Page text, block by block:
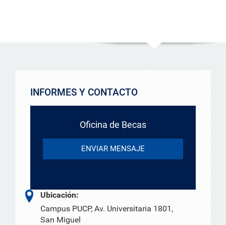
INFORMES Y CONTACTO
Oficina de Becas
ENVIAR MENSAJE
Ubicación:
Campus PUCP, Av. Universitaria 1801,
San Miguel